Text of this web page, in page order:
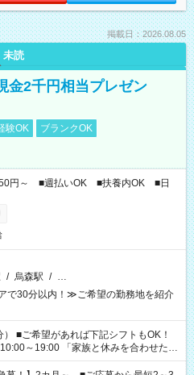
掲載日：2026.08.05
未読
金2千円相当プレゼン
験OK
ブランクOK
円～ ■週払いOK ■扶養内OK ■日
/ 烏森駅 / …
で30分以内！≫ご希望の勤務地を紹介
！
族と休みを合わせた
の準備がしたい」 「できれば残業はし